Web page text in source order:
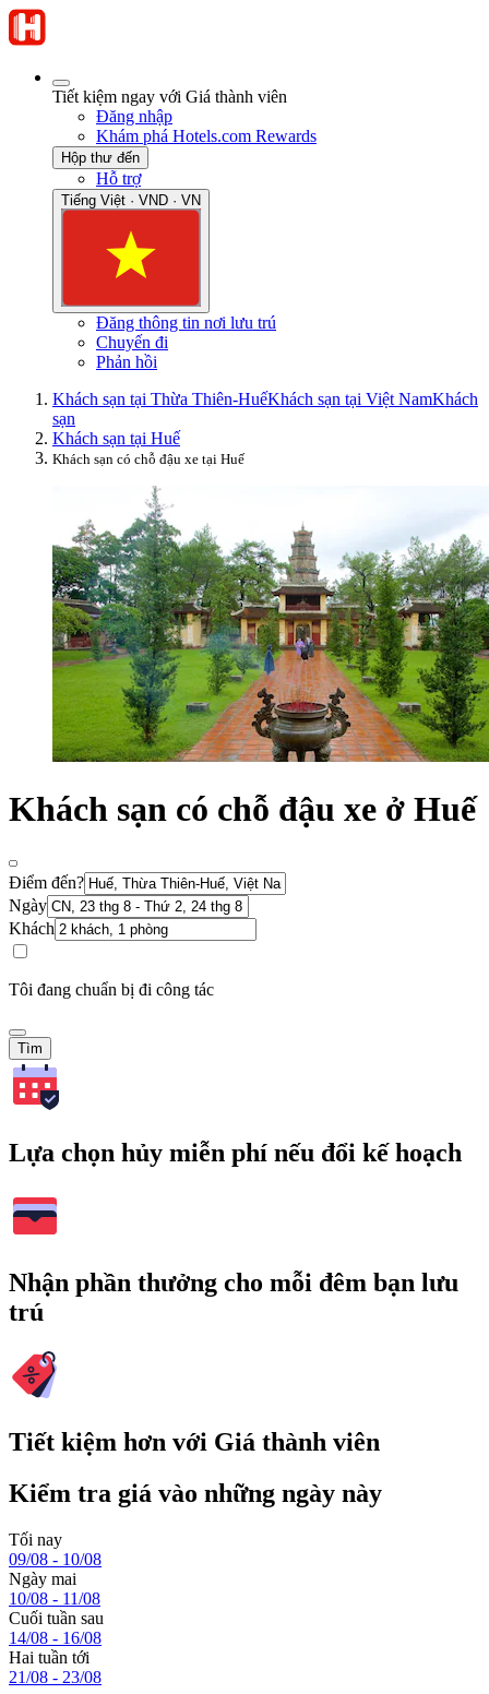
Tiết kiệm ngay với Giá thành viên
Đăng nhập
Khám phá Hotels.com Rewards
Hộp thư đến
Hỗ trợ
Tiếng Việt · VND · VN
Đăng thông tin nơi lưu trú
Chuyến đi
Phản hồi
Khách sạn tại Thừa Thiên-HuếKhách sạn tại Việt NamKhách
sạn
Khách sạn tại Huế
Khách sạn có chỗ đậu xe tại Huế
Khách sạn có chỗ đậu xe ở Huế
Điểm đến?
Ngày
Khách
Tôi đang chuẩn bị đi công tác
Tìm
Lựa chọn hủy miễn phí nếu đổi kế hoạch
Nhận phần thưởng cho mỗi đêm bạn lưu
trú
Tiết kiệm hơn với Giá thành viên
Kiểm tra giá vào những ngày này
Tối nay
09/08 - 10/08
Ngày mai
10/08 - 11/08
Cuối tuần sau
14/08 - 16/08
Hai tuần tới
21/08 - 23/08